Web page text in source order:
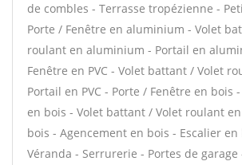
de combles - Terrasse tropézienne -
Porte / Fenêtre en aluminium - Volet
roulant en aluminium - Portail en
Fenêtre en PVC - Volet battant / Volet
Portail en PVC - Porte / Fenêtre en bois
en bois - Volet battant / Volet roulant
bois - Agencement en bois - Escalier
Véranda - Serrurerie - Portes de garage